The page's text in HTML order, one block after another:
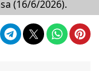
(16/6/2026).